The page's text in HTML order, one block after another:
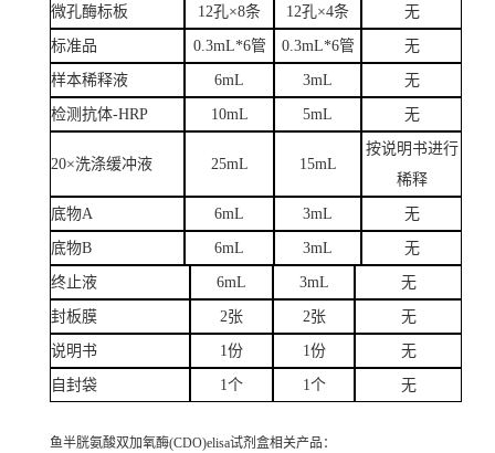
微孔酶标板 12孔×8条 12孔×4条 无
标准品 0.3mL*6管 0.3mL*6管 无
样本稀释液 6mL 3mL 无
检测抗体-HRP 10mL 5mL 无
20×洗涤缓冲液 25mL 15mL
按说明书进行
稀释
底物A 6mL 3mL 无
底物B 6mL 3mL 无
终止液 6mL 3mL 无
封板膜 2张 2张 无
说明书 1份 1份 无
自封袋 1个 1个 无
鱼半胱氨酸双加氧酶(CDO)elisa试剂盒相关产品：